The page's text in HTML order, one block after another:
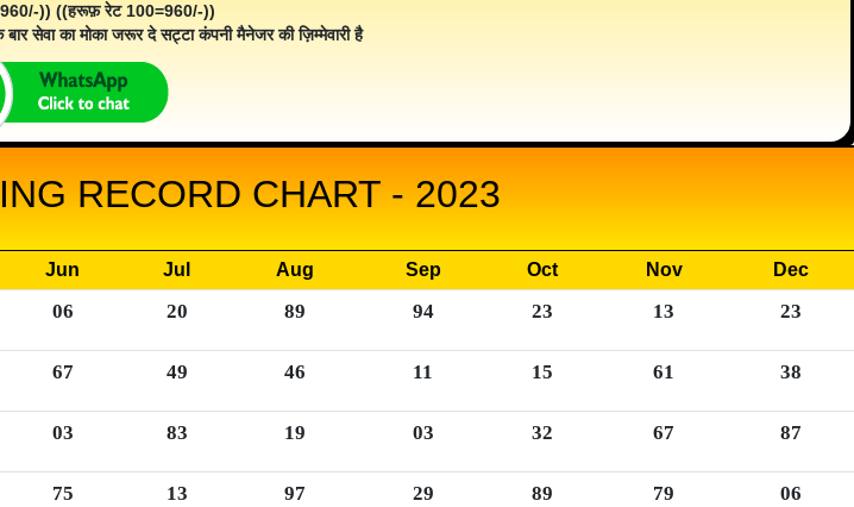
)) ((हरूफ़ रेट 100=960/-))
सेवा का मोका जरूर दे सट्टा कंपनी मैनेजर की ज़िम्मेवारी है
RECORD CHART - 2023
Jun Jul Aug Sep Oct Nov
Dec
06 20 89 94 23 13 23
67 49 46 11 15 61 38
03 83 19 03 32 67 87
75 13 97 29 89 79 06